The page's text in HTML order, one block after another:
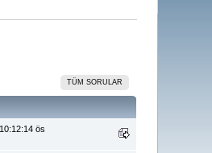
TÜM SORULAR
ös